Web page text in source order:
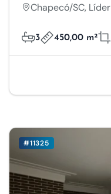
Chapecó/SC, Líder
3 450,00 m²
#11325